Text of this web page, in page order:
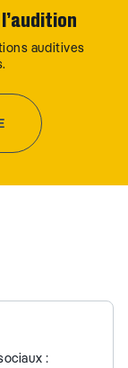
auditives
: